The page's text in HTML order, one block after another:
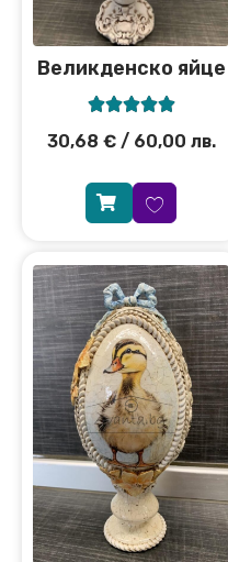
Великденско яйце

30,68 €/ 60,00 лв.